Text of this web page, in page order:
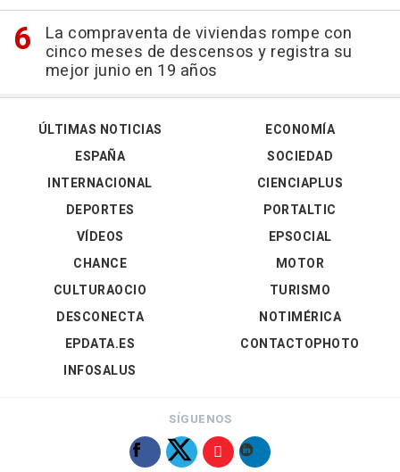
La compraventa de viviendas rompe con
cinco meses de descensos y registra su
mejor junio en 19 años
ÚLTIMAS NOTICIAS
ESPAÑA
INTERNACIONAL
DEPORTES
VÍDEOS
ECONOMÍA
SOCIEDAD
CIENCIAPLUS
PORTALTIC
EPSOCIAL
CHANCE
CULTURAOCIO
DESCONECTA
EPDATA.ES
INFOSALUS
MOTOR
TURISMO
NOTIMÉRICA
CONTACTOPHOTO
SÍGUENOS